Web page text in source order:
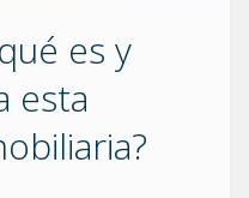
es y
esta